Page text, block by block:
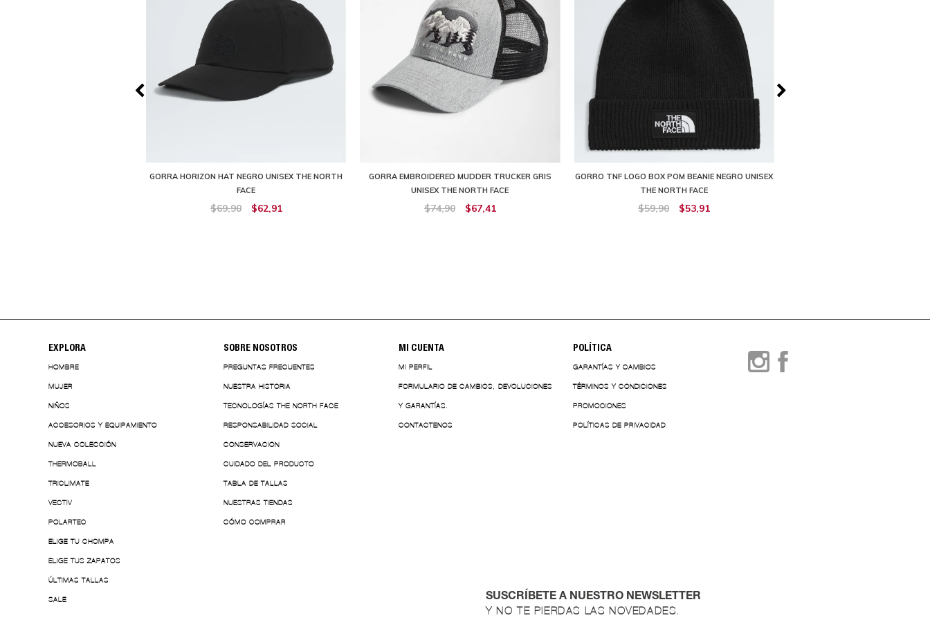
GORRA HORIZON HAT NEGRO UNISEX THE NORTH
FACE
$69,90 $62,91
GORRA EMBROIDERED MUDDER TRUCKER GRIS
UNISEX THE NORTH FACE
$74,90 $67,41
GORRO TNF LOGO BOX POM BEANIE NEGRO UNISEX
THE NORTH FACE
$59,90 $53,91
EXPLORA
HOMBRE
MUJER
NIÑOS
ACCESORIOS Y EQUIPAMIENTO
NUEVA COLECCIÓN
THERMOBALL
TRICLIMATE
VECTIV
POLARTEC
ELIGE TU CHOMPA
ELIGE TUS ZAPATOS
ÚLTIMAS TALLAS
SALE
SOBRE NOSOTROS
PREGUNTAS FRECUENTES
NUESTRA HISTORIA
TECNOLOGÍAS THE NORTH FACE
RESPONSABILIDAD SOCIAL
CONSERVACION
CUIDADO DEL PRODUCTO
TABLA DE TALLAS
NUESTRAS TIENDAS
CÓMO COMPRAR
MI CUENTA
MI PERFIL
FORMULARIO DE CAMBIOS, DEVOLUCIONES
Y GARANTÍAS.
CONTACTENOS
POLÍTICA
GARANTÍAS Y CAMBIOS
TÉRMINOS Y CONDICIONES
PROMOCIONES
POLÍTICAS DE PRIVACIDAD
SUSCRÍBETE A NUESTRO NEWSLETTER
Y NO TE PIERDAS LAS NOVEDADES.